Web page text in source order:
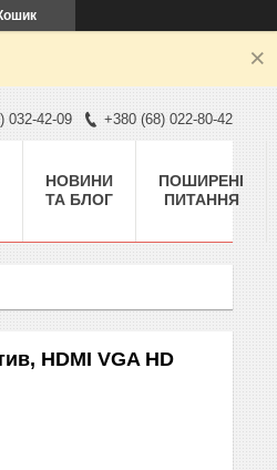
032-42-09 +380 (68) 022-80-42
НОВИНИ
ТА БЛОГ
ПОШИРЕНІ
ПИТАННЯ
HDMI VGA HD